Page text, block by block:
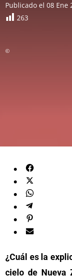
Publicado el 08 Ene
263
©
¿Cuál es la
cielo de Nueva